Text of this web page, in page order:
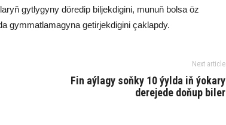
gytlygyny döredip biljekdigini, munuň bolsa öz
gymmatlamagyna getirjekdigini çaklapdy.
Next article
Fin aýlagy soňky 10 ýylda iň ýokary
derejede doňup biler